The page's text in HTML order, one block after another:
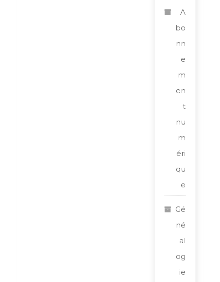
A
bo
nn
e
m
en
t
nu
m
éri
qu
e
Gé
né
al
og
ie